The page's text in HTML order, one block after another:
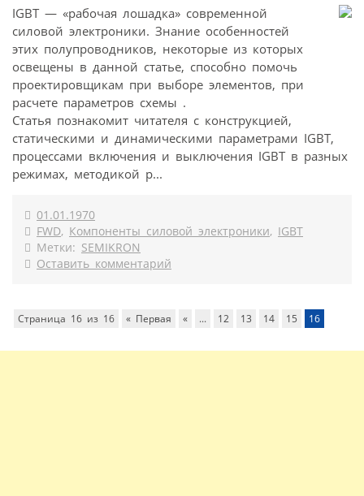
IGBT — «рабочая лошадка» современной
силовой электроники. Знание особенностей
этих полупроводников, некоторые из которых
освещены в данной статье, способно помочь
проектировщикам при выборе элементов, при
расчете параметров схемы .
Статья познакомит читателя с конструкцией,
статическими и динамическими параметрами IGBT,
процессами включения и выключения IGBT в разных
режимах, методикой р...
01.01.1970
FWD, Компоненты силовой электроники, IGBT
Метки: SEMIKRON
Оставить комментарий
Страница 16 из 16 « Первая « ... 12 13 14 15 16